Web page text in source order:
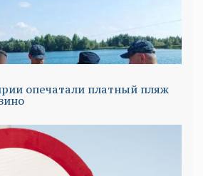
опечатали платный пляж